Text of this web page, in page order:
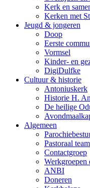
Kerk en
Kerken met
Jeugd & jongeren
Doop
Eerste
Vormsel
Kinder- en
DigiDulfke
Cultuur & historie
Antoniuskerk
Historie H.
De heilige
Algemeen
Pastoraal team
Contactgroep
Werkgroepen
ANBI
Doneren